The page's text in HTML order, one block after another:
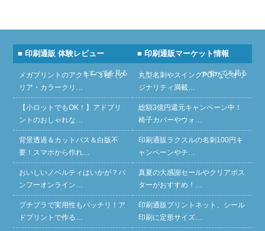
■ 印刷通販 体験レビュー
» すべてを見る
メガプリントのアクキー３種（ク
リア・カラークリ…
【小ロットでもOK！】アドプリ
ントのおしゃれな…
背景透過＆カットパス＆白版不
要！スマホから作れ…
おいしいノベルティはいかが？バ
ンフーオンライン…
プチプラで実用性もバッチリ！ア
ドプリントで作る…
■ 印刷通販マーケット情報
» すべてを見る
丸型名刺やスイングPOPなどオリ
ジナリティ満載…
総額3億円還元キャンペーン中！
椅子カバーやウォ…
印刷通販ラクスルの名刺100円キ
ャンペーンやチ…
真夏の大感謝セールやクリアポス
ターがおすすめ！…
印刷通販プリントネット、シール
印刷に定形サイズ…